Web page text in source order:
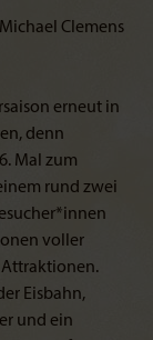
Clemens
erneut in
denn
Mal zum
rund zwei
voller
Attraktionen.
Eisbahn,
und ein